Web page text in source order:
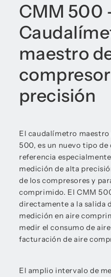
CMM 500
maestro
precisión
El caudalímetro
500, es un nuevo tipo
referencia
medición de alta
de los compresores y
comprimido. El CMM
directamente a la salida
medición en aire
medir el consumo de
facturación de aire
El amplio intervalo de